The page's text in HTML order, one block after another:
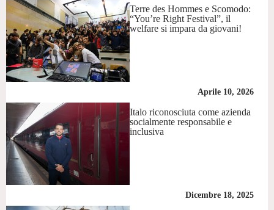
Terre des Hommes e Scomodo:
“You’re Right Festival”, il
welfare si impara da giovani!
Aprile 10, 2026
Italo riconosciuta come azienda
socialmente responsabile e
inclusiva
Dicembre 18, 2025